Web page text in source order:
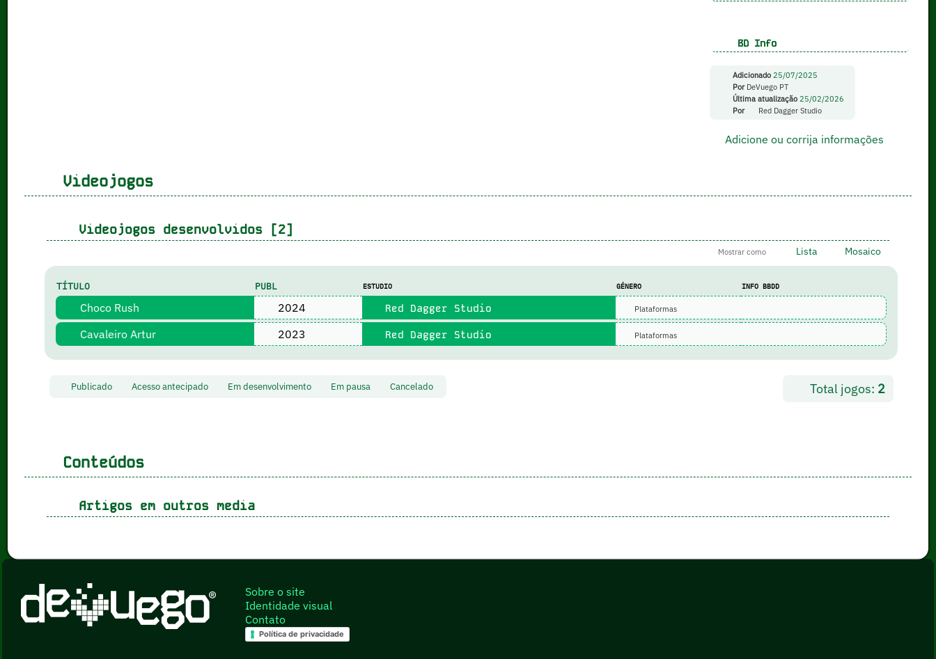
BD Info
Adicionado 25/07/2025
PorDeVuego PT
Última atualização 25/02/2026
Por
Red Dagger Studio
Adicione ou corrija informações
Videojogos
Videojogos desenvolvidos [2]
Mostrar como Lista Mosaico
TÍTULO PUBL ESTUDIO GÉNERO INFO BBDD
Choco Rush 2024 Red Dagger Studio Plataformas
Cavaleiro Artur 2023 Red Dagger Studio Plataformas
Total jogos: 2
Publicado Acesso antecipado Em desenvolvimento Em pausa Cancelado
Conteúdos
Artigos em outros media
Sobre o site
Identidade visual
Contato
Política de privacidade